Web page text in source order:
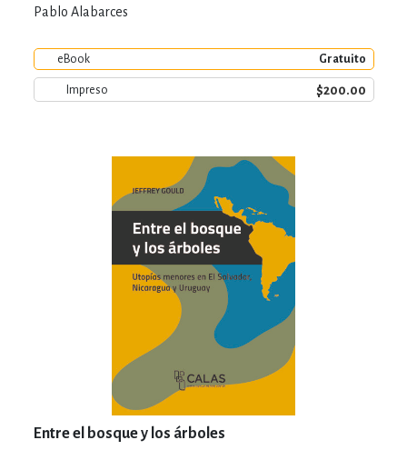
Pablo Alabarces
eBook Gratuito
Impreso $200.00
Entre el bosque y los árboles